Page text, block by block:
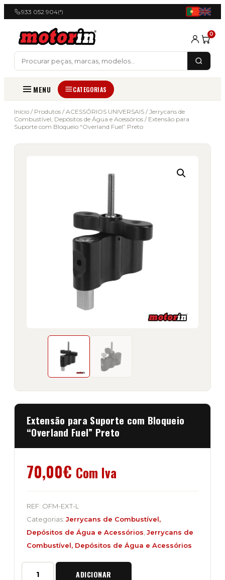
933 052 904(*)
0
MENU CATEGORIAS
Início / Produtos / ACESSÓRIOS UNIVERSAIS / Jerrycans de
Combustível, Depósitos de Água e Acessórios / Extensão para
Suporte com Bloqueio “Overland Fuel” Preto
Extensão para Suporte com Bloqueio
“Overland Fuel” Preto
70,00€ Com Iva
REF: OFM-EXT-L
Categorias: Jerrycans de Combustível,
Depósitos de Água e Acessórios Jerrycans de
Combustível, Depósitos de Água e Acessórios
Quantidade
ADICIONAR